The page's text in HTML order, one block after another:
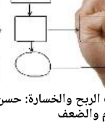
الربح والخسارة:
والضعف